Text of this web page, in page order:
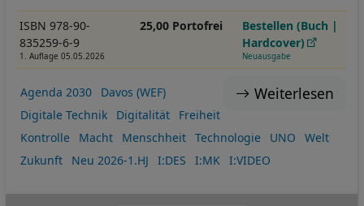
ISBN 978-90-
835259-6-9
1. Auflage 05.05.2026
25,00 Portofrei
Bestellen (Buch |
Hardcover)
Neuausgabe
Weiterlesen
Agenda 2030
Davos (WEF)
Digitale Technik
Digitalität
Freiheit
Kontrolle
Macht Menschheit Technologie UNO
Welt
Zukunft
Neu 2026-1.HJ I:DES I:MK I:VIDEO